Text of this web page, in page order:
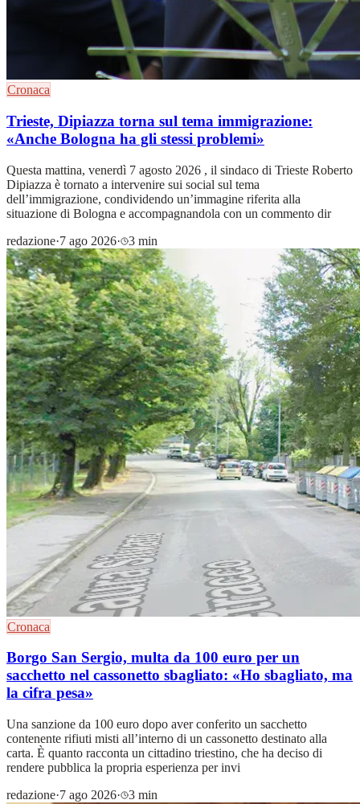
Cronaca
Trieste, Dipiazza torna sul tema immigrazione:
«Anche Bologna ha gli stessi problemi»
Questa mattina, venerdì 7 agosto 2026 , il sindaco di Trieste Roberto
Dipiazza è tornato a intervenire sui social sul tema
dell’immigrazione, condividendo un’immagine riferita alla
situazione di Bologna e accompagnandola con un commento dir
redazione·7 ago 2026· 3 min
Cronaca
Borgo San Sergio, multa da 100 euro per un
sacchetto nel cassonetto sbagliato: «Ho sbagliato, ma
la cifra pesa»
Una sanzione da 100 euro dopo aver conferito un sacchetto
contenente rifiuti misti all’interno di un cassonetto destinato alla
carta. È quanto racconta un cittadino triestino, che ha deciso di
rendere pubblica la propria esperienza per invi
redazione·7 ago 2026· 3 min